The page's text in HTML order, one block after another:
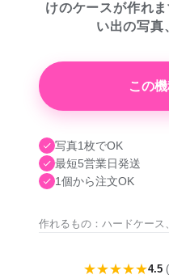
けのケースが作れ
い出の写真
この
写真1枚でOK
最短5営業日発送
1個から注文OK
作れるもの：ハードケース
★★★★★4.5